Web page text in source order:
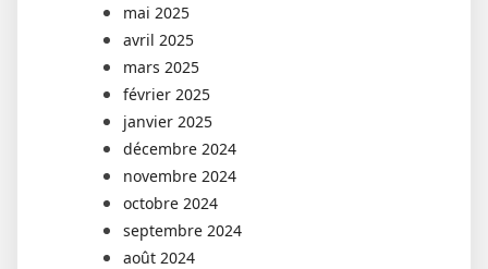
mai 2025
avril 2025
mars 2025
février 2025
janvier 2025
décembre 2024
novembre 2024
octobre 2024
septembre 2024
août 2024